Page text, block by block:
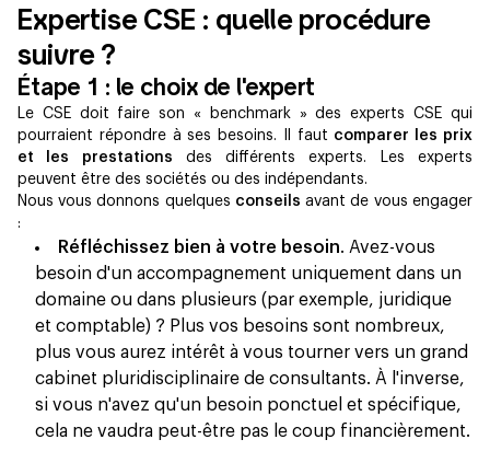
Expertise CSE : quelle procédure
suivre ?
Étape 1 : le choix de l'expert
Le CSE doit faire son « benchmark » des experts CSE qui
pourraient répondre à ses besoins. Il faut comparer les prix
et les prestations des différents experts. Les experts
peuvent être des sociétés ou des indépendants.
Nous vous donnons quelques conseils avant de vous engager
:
Réfléchissez bien à votre besoin. Avez-vous
besoin d'un accompagnement uniquement dans un
domaine ou dans plusieurs (par exemple, juridique
et comptable) ? Plus vos besoins sont nombreux,
plus vous aurez intérêt à vous tourner vers un grand
cabinet pluridisciplinaire de consultants. À l'inverse,
si vous n'avez qu'un besoin ponctuel et spécifique,
cela ne vaudra peut-être pas le coup financièrement.